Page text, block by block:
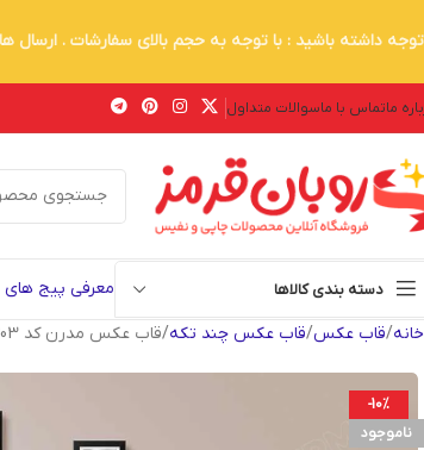
ماتماس با ماسوالات متداول
دسته بندی کالاها معرفی پیج های
خانه قاب عکس قاب عکس چند تکه قاب عکس مدرن کد 203 مجموعه 14 عددی
-10%
ناموجود
توجه داشته باشید : با توجه به حجم بالای سفارشات . ارسال